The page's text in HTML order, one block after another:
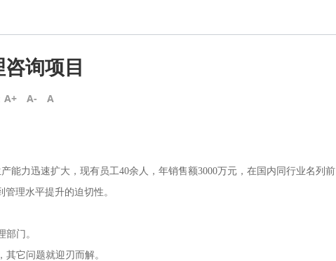
询项目
A+ A- A
能力迅速扩大，现有员工40余人，年销售额3000万元，在国内同行业名列前
理水平提升的迫切性。
门。
它问题就迎刃而解。